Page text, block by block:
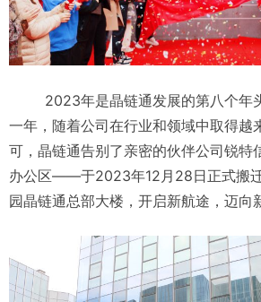
2023年是晶链通发展的第八个年
一年，随着公司在行业和领域中取得越
可，晶链通告别了亲密的伙伴公司锐特
办公区——于2023年12月28日正式搬
园晶链通总部大楼，开启新航途，迈向